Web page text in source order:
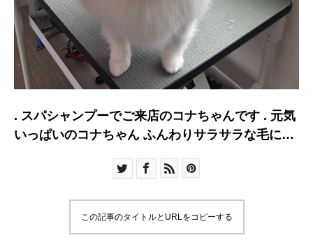
. スパシャンプーでご来店のコナちゃんです . 元気
いっぱいのコナちゃん ふんわりサラサラな毛にな
この記事のタイトルとURLをコピーする